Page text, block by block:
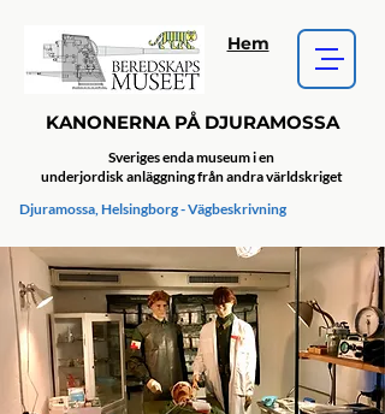
KANONERNA PÅ DJURAMOSSA
Djuramossa, Helsingborg - Vägbeskrivning
Sveriges enda museum i en
underjordisk anläggning från andra världskriget
Hem